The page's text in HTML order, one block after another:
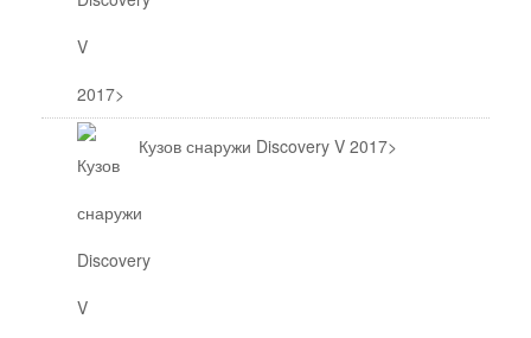
Кузов снаружи Discovery V 2017>